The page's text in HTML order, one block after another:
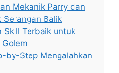
Mekanik Parry dan
Serangan Balik
Skill Terbaik untuk
by-Step Mengalahkan